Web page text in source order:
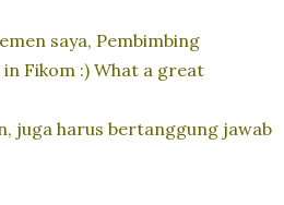
saya, Pembimbing
Fikom :) What a great
juga harus bertanggung jawab